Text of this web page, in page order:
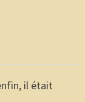
il était